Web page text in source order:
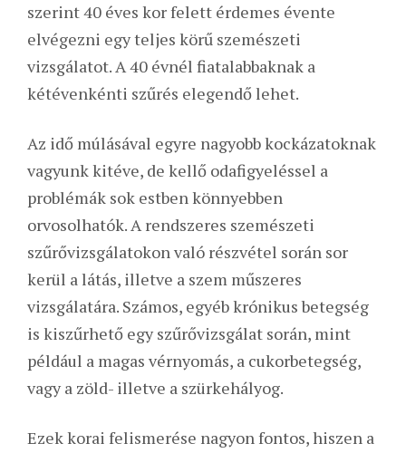
szerint 40 éves kor felett érdemes évente
elvégezni egy teljes körű szemészeti
vizsgálatot. A 40 évnél fiatalabbaknak a
kétévenkénti szűrés elegendő lehet.
Az idő múlásával egyre nagyobb kockázatoknak
vagyunk kitéve, de kellő odafigyeléssel a
problémák sok estben könnyebben
orvosolhatók. A rendszeres szemészeti
szűrővizsgálatokon való részvétel során sor
kerül a látás, illetve a szem műszeres
vizsgálatára. Számos, egyéb krónikus betegség
is kiszűrhető egy szűrővizsgálat során, mint
például a magas vérnyomás, a cukorbetegség,
vagy a zöld- illetve a szürkehályog.
Ezek korai felismerése nagyon fontos, hiszen a